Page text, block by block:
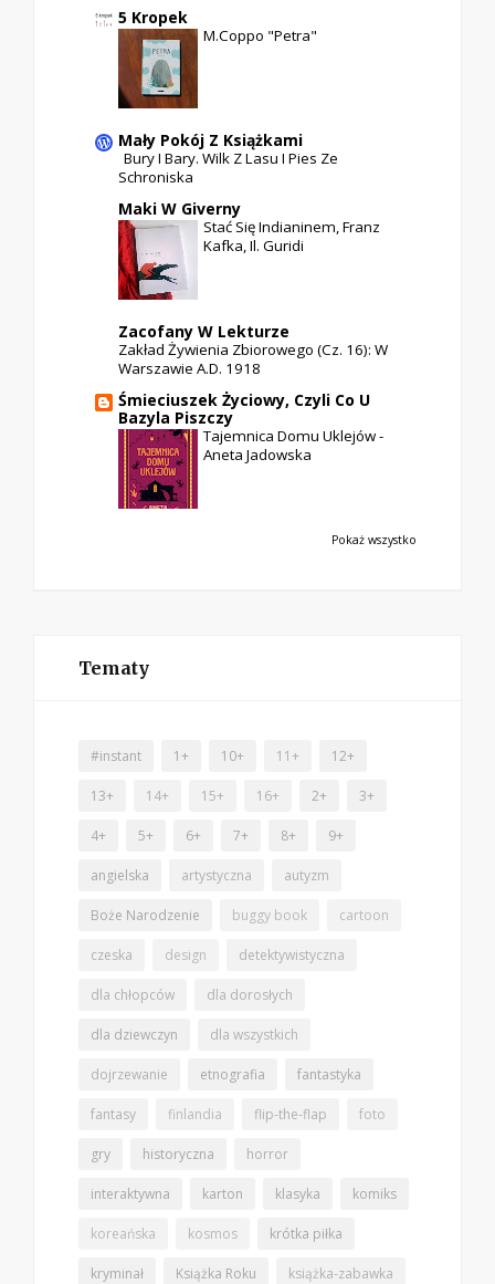
5 Kropek
M.Coppo "Petra"
Mały Pokój Z Książkami
Bury I Bary. Wilk Z Lasu I Pies Ze
Schroniska
Maki W Giverny
Stać Się Indianinem, Franz
Kafka, Il. Guridi
Zacofany W Lekturze
Zakład Żywienia Zbiorowego (cz. 16): W
Warszawie A.D. 1918
Śmieciuszek Życiowy, Czyli Co U
Bazyla Piszczy
Tajemnica Domu Uklejów -
Aneta Jadowska
Pokaż wszystko
Tematy
#instant 1+ 10+ 11+ 12+
13+ 14+ 15+ 16+ 2+ 3+
4+ 5+ 6+ 7+ 8+ 9+
angielska artystyczna autyzm
Boże Narodzenie buggy book cartoon
czeska design detektywistyczna
dla chłopców dla dorosłych
dla dziewczyn dla wszystkich
dojrzewanie etnografia fantastyka
fantasy finlandia flip-the-flap foto
gry historyczna horror
interaktywna karton klasyka komiks
koreańska kosmos krótka piłka
kryminał Książka Roku książka-zabawka